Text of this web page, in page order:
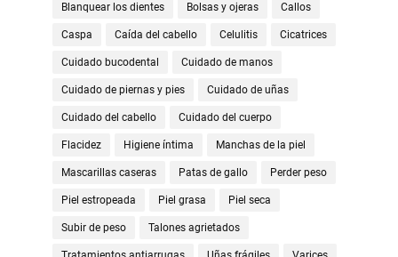
Blanquear los dientes Bolsas y ojeras Callos
Caspa Caída del cabello Celulitis Cicatrices
Cuidado bucodental Cuidado de manos
Cuidado de piernas y pies Cuidado de uñas
Cuidado del cabello Cuidado del cuerpo
Flacidez Higiene íntima Manchas de la piel
Mascarillas caseras Patas de gallo Perder peso
Piel estropeada Piel grasa Piel seca
Subir de peso Talones agrietados